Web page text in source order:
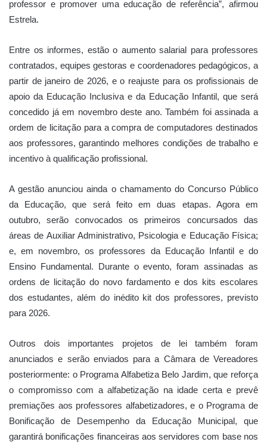
professor e promover uma educação de referência”, afirmou
Estrela.
Entre os informes, estão o aumento salarial para professores
contratados, equipes gestoras e coordenadores pedagógicos, a
partir de janeiro de 2026, e o reajuste para os profissionais de
apoio da Educação Inclusiva e da Educação Infantil, que será
concedido já em novembro deste ano. Também foi assinada a
ordem de licitação para a compra de computadores destinados
aos professores, garantindo melhores condições de trabalho e
incentivo à qualificação profissional.
A gestão anunciou ainda o chamamento do Concurso Público
da Educação, que será feito em duas etapas. Agora em
outubro, serão convocados os primeiros concursados das
áreas de Auxiliar Administrativo, Psicologia e Educação Física;
e, em novembro, os professores da Educação Infantil e do
Ensino Fundamental. Durante o evento, foram assinadas as
ordens de licitação do novo fardamento e dos kits escolares
dos estudantes, além do inédito kit dos professores, previsto
para 2026.
Outros dois importantes projetos de lei também foram
anunciados e serão enviados para a Câmara de Vereadores
posteriormente: o Programa Alfabetiza Belo Jardim, que reforça
o compromisso com a alfabetização na idade certa e prevê
premiações aos professores alfabetizadores, e o Programa de
Bonificação de Desempenho da Educação Municipal, que
garantirá bonificações financeiras aos servidores com base nos